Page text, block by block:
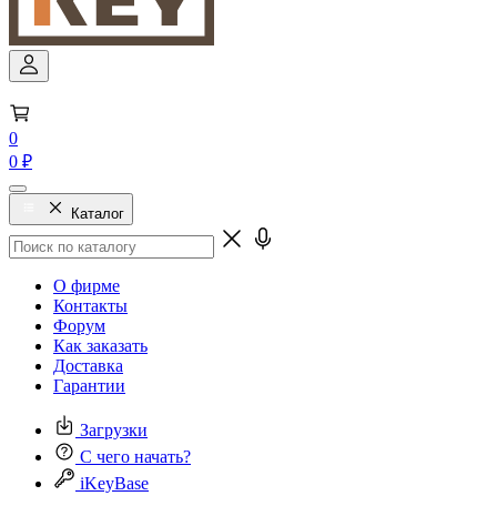
0
0 ₽
Каталог
О фирме
Контакты
Форум
Как заказать
Доставка
Гарантии
Загрузки
С чего начать?
iKeyBase